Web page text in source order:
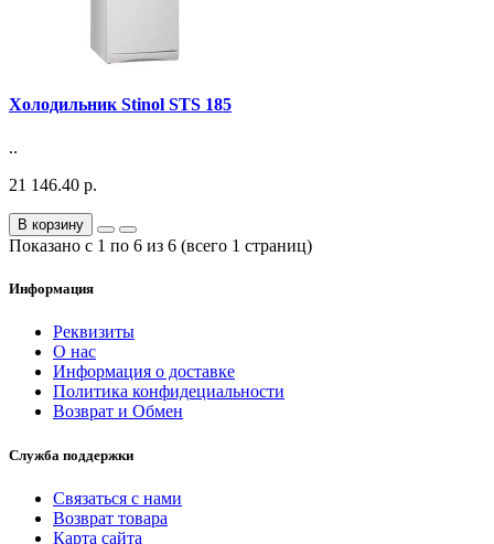
Холодильник Stinol STS 185
..
21 146.40 р.
В корзину
Показано с 1 по 6 из 6 (всего 1 страниц)
Информация
Реквизиты
О нас
Информация о доставке
Политика конфидециальности
Возврат и Обмен
Служба поддержки
Связаться с нами
Возврат товара
Карта сайта